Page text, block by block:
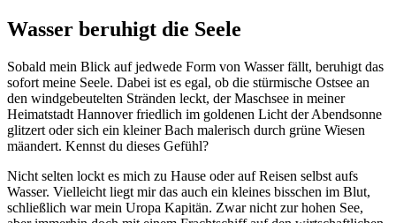
Wasser beruhigt die Seele
Sobald mein Blick auf jedwede Form von Wasser fällt, beruhigt das
sofort meine Seele. Dabei ist es egal, ob die stürmische Ostsee an
den windgebeutelten Stränden leckt, der Maschsee in meiner
Heimatstadt Hannover friedlich im goldenen Licht der Abendsonne
glitzert oder sich ein kleiner Bach malerisch durch grüne Wiesen
mäandert. Kennst du dieses Gefühl?
Nicht selten lockt es mich zu Hause oder auf Reisen selbst aufs
Wasser. Vielleicht liegt mir das auch ein kleines bisschen im Blut,
schließlich war mein Uropa Kapitän. Zwar nicht zur hohen See,